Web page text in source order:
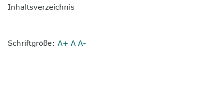
Inhaltsverzeichnis
Schriftgröße: A+ A A-